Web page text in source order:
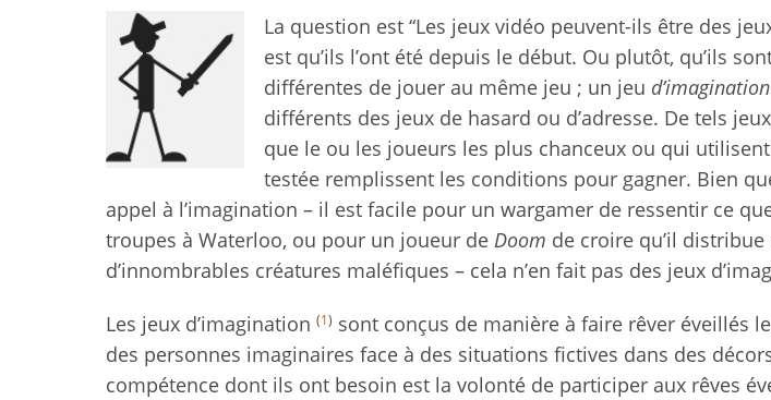
La question est “Les jeux vidéo peuvent-ils être des
est qu’ils l’ont été depuis le début. Ou plutôt, qu’ils
différentes de jouer au même jeu ; un jeu d’imagination
différents des jeux de hasard ou d’adresse. De tels
que le ou les joueurs les plus chanceux ou qui
testée remplissent les conditions pour gagner. Bien
appel à l’imagination – il est facile pour un wargamer de ressentir ce
troupes à Waterloo, ou pour un joueur de Doom de croire qu’il
d’innombrables créatures maléfiques – cela n’en fait pas des jeux
Les jeux d’imagination (1) sont conçus de manière à faire rêver éveillés
des personnes imaginaires face à des situations fictives dans des
compétence dont ils ont besoin est la volonté de participer aux rêves